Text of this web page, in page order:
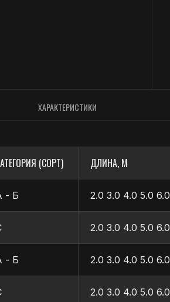
ХАРАКТЕРИСТИКИ
(СОРТ) ДЛИНА, М
- Б 2.0 3.0 4.0 5.0 6.0
2.0 3.0 4.0 5.0 6.0
- Б 2.0 3.0 4.0 5.0 6.0
2.0 3.0 4.0 5.0 6.0